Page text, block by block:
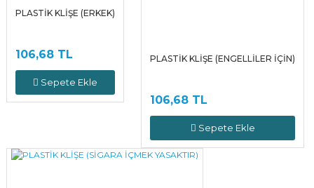
PLASTİK KLİŞE (ERKEK)
106,68 TL
Sepete Ekle
PLASTİK KLİŞE (ENGELLİLER İÇİN)
106,68 TL
Sepete Ekle